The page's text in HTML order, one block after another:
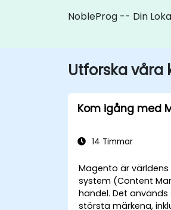
NobleProg -- Din
Utforska våra
Kom igång med
14 Timmar
Magento är
system (Content
handel. Det
största märkena,